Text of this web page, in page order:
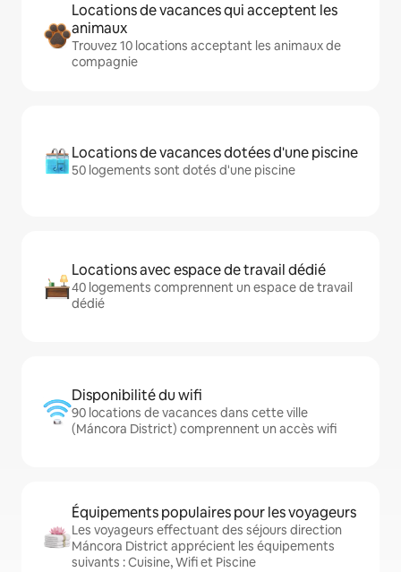
Locations de vacances qui acceptent les
animaux
Trouvez 10 locations acceptant les animaux de
compagnie
Locations de vacances dotées d'une piscine
50 logements sont dotés d'une piscine
Locations avec espace de travail dédié
40 logements comprennent un espace de travail
dédié
Disponibilité du wifi
90 locations de vacances dans cette ville
(Máncora District) comprennent un accès wifi
Équipements populaires pour les voyageurs
Les voyageurs effectuant des séjours direction
Máncora District apprécient les équipements
suivants : Cuisine, Wifi et Piscine